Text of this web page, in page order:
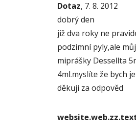
Dotaz, 7. 8. 2012
dobrý den
již dva roky ne
podzimní pyly,ale
miprášky Dessellta
4ml.myslíte že bych
děkuji za odpověd